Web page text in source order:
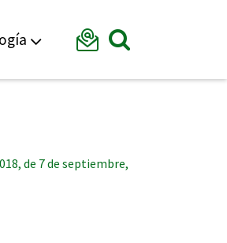
Mostrar
de 7 de septiembre,